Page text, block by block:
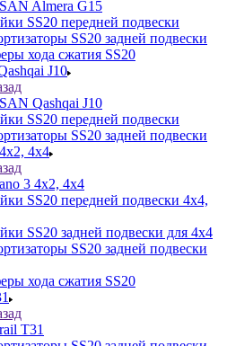
Almera G15
SS20 передней подвески
SS20 задней подвески
хода сжатия SS20
J10
Qashqai J10
SS20 передней подвески
SS20 задней подвески
4х4
3 4х2, 4х4
SS20 передней подвески 4х4,
SS20 задней подвески для 4х4
SS20 задней подвески
хода сжатия SS20
T31